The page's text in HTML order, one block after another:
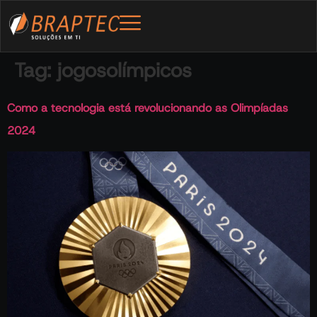
Tag: jogosolímpicos
Como a tecnologia está revolucionando as Olimpíadas
2024